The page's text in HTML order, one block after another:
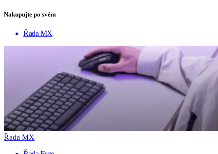
Nakupujte po svém
Řada MX
Řada MX